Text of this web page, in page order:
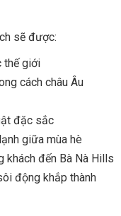
sẽ được:
thế giới
cách châu Âu
đặc sắc
giữa mùa hè
khách đến Bà Nà Hills
động khắp thành